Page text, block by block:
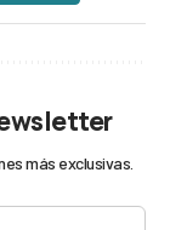
más exclusivas.